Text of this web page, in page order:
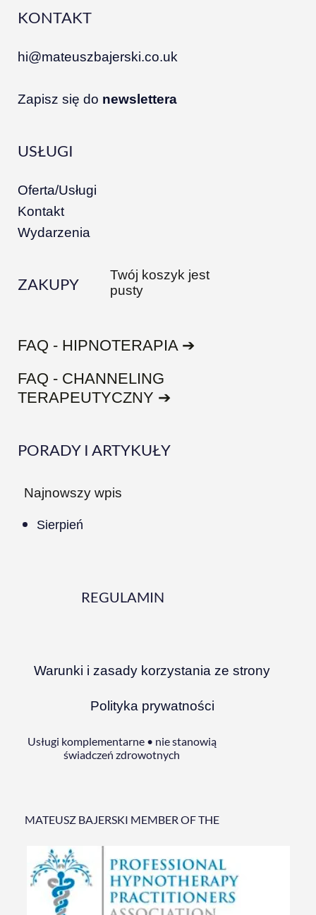
KONTAKT
hi@mateuszbajerski.co.uk
Zapisz się do newslettera
USŁUGI
Oferta/Usługi
Kontakt
Wydarzenia
ZAKUPY
Twój koszyk jest
pusty
FAQ - HIPNOTERAPIA ➔
FAQ - CHANNELING
TERAPEUTYCZNY ➔
PORADY I ARTYKUŁY
Najnowszy wpis
Sierpień
REGULAMIN
Warunki i zasady korzystania ze strony
Polityka prywatności
Usługi komplementarne • nie stanowią
świadczeń zdrowotnych
MATEUSZ BAJERSKI MEMBER OF THE